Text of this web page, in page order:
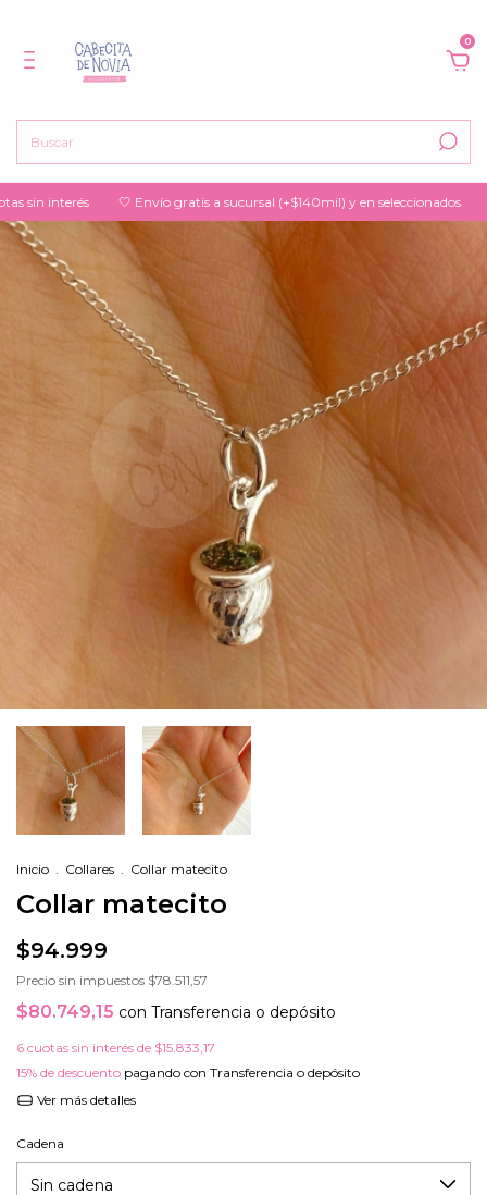
0
interés 🤍 Envío gratis a sucursal (+$140mil) y en seleccionados 🤍
Inicio . Collares . Collar matecito
Collar matecito
$94.999
Precio sin impuestos $78.511,57
$80.749,15 con Transferencia o depósito
6 cuotas sin interés de $15.833,17
15% de descuento pagando con Transferencia o depósito
Ver más detalles
Cadena